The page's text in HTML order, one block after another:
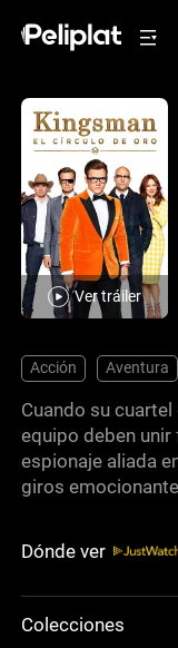
Ver tráiler
Acción Aventura
Cuando su
equipo deben unir
espionaje aliada
giros
acción
Dónde ver
Colecciones